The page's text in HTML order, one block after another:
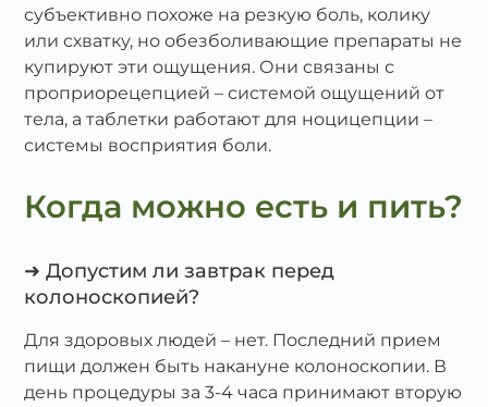
субъективно похоже на резкую боль, колику
или схватку, но обезболивающие препараты не
купируют эти ощущения. Они связаны с
проприорецепцией – системой ощущений от
тела, а таблетки работают для ноцицепции –
системы восприятия боли.
Когда можно есть и пить?
➜ Допустим ли завтрак перед
колоноскопией?
Для здоровых людей – нет. Последний прием
пищи должен быть накануне колоноскопии. В
день процедуры за 3-4 часа принимают вторую